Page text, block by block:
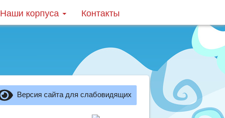
Наши корпуса Контакты
Версия сайта для слабовидящих